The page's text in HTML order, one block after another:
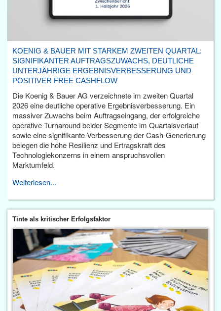
KOENIG & BAUER MIT STARKEM ZWEITEN QUARTAL:
SIGNIFIKANTER AUFTRAGSZUWACHS, DEUTLICHE
UNTERJÄHRIGE ERGEBNISVERBESSERUNG UND
POSITIVER FREE CASHFLOW
Die Koenig & Bauer AG verzeichnete im zweiten Quartal
2026 eine deutliche operative Ergebnisverbesserung. Ein
massiver Zuwachs beim Auftragseingang, der erfolgreiche
operative Turnaround beider Segmente im Quartalsverlauf
sowie eine signifikante Verbesserung der Cash-Generierung
belegen die hohe Resilienz und Ertragskraft des
Technologiekonzerns in einem anspruchsvollen
Marktumfeld.
Weiterlesen...
Tinte als kritischer Erfolgsfaktor